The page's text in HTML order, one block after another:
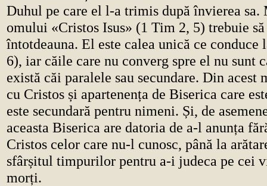
Duhul pe care el l-a trimis după învierea sa.
omului «Cristos Isus» (1 Tim 2, 5) trebuie
întotdeauna. El este calea unică ce conduce
6), iar căile care nu converg spre el nu sunt
există căi paralele sau secundare. Din acest
cu Cristos și apartenența de Biserica care
este secundară pentru nimeni. Și, de
aceasta Biserica are datoria de a-l anunța
Cristos celor care nu-l cunosc, până la
sfârșitul timpurilor pentru a-i judeca pe cei
morți.